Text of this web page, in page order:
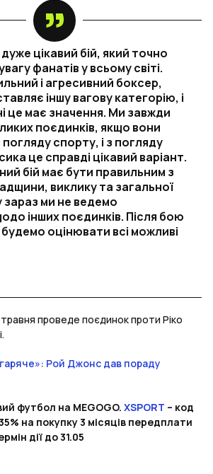
цікавий бій, який точно
фанатів у всьому світі.
і агресивний боксер,
іншу вагову категорію, і
це має значення. Ми завжди
поєдинків, якщо вони
спорту, і з погляду
це справді цікавий варіант.
бій має бути правильним з
виклику та загальної
зараз ми не ведемо
інших поєдинків. Після бою
оцінювати всі можливі
проведе поєдинок проти Ріко
Рой Джонс дав пораду
футбол на MEGOGO. XSPORT – код
на покупку 3 місяців передплати
дії до 31.05